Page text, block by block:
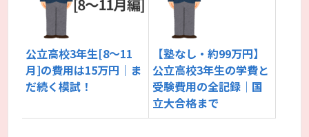
公立高校3年生[8～11
月]の費用は15万円｜ま
だ続く模試！
【塾なし・約99万円】
公立高校3年生の学費と
受験費用の全記録｜国
立大合格まで